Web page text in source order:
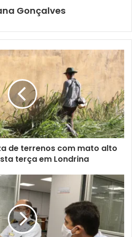
que melhore. Por isso eu
por ser vacinada”, disse.
as pessoas se previnam contra a
é uma esperança muito grande
que a gente seja protegido. Estou
as pessoas, se tiverem a
É a esperança que temos para
que está sendo tão difícil e
Gonçalves
de terrenos com mato alto
terça em Londrina